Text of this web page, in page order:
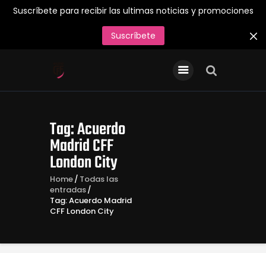
Suscríbete para recibir las ultimas noticias y promociones
Suscríbete
Tag: Acuerdo
Madrid CFF
London City
Home
Todas las
entradas
Tag: Acuerdo Madrid
CFF London City
INICIO
Entradas/Abonos
Primer Equipo
¡Juega en el Madrid CFF
26/27!
Acreditaciones de Prensa